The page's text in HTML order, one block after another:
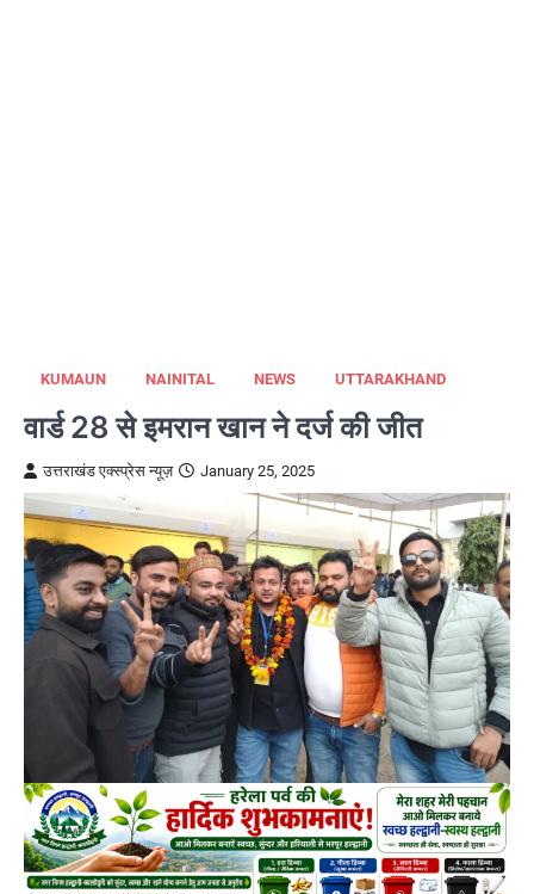
KUMAUN NAINITAL NEWS UTTARAKHAND
वार्ड 28 से इमरान खान ने दर्ज की जीत
उत्तराखंड एक्स्प्रेस न्यूज़ January 25, 2025